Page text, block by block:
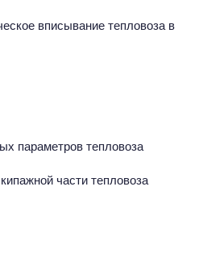
вписывание тепловоза в
параметров тепловоза
части тепловоза